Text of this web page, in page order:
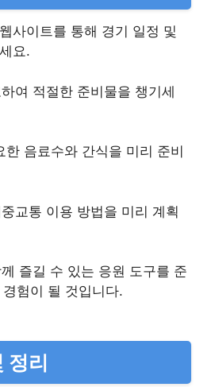
사이트를 통해 경기 일정 및
요.
여 적절한 준비물을 챙기세
음료수와 간식을 미리 준비
교통 이용 방법을 미리 계획
즐길 수 있는 응원 도구를 준
험이 될 것입니다.
정리